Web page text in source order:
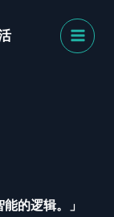
的逻辑。」